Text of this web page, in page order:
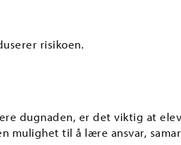
risikoen.
dugnaden, er det viktig at
mulighet til å lære ansvar,